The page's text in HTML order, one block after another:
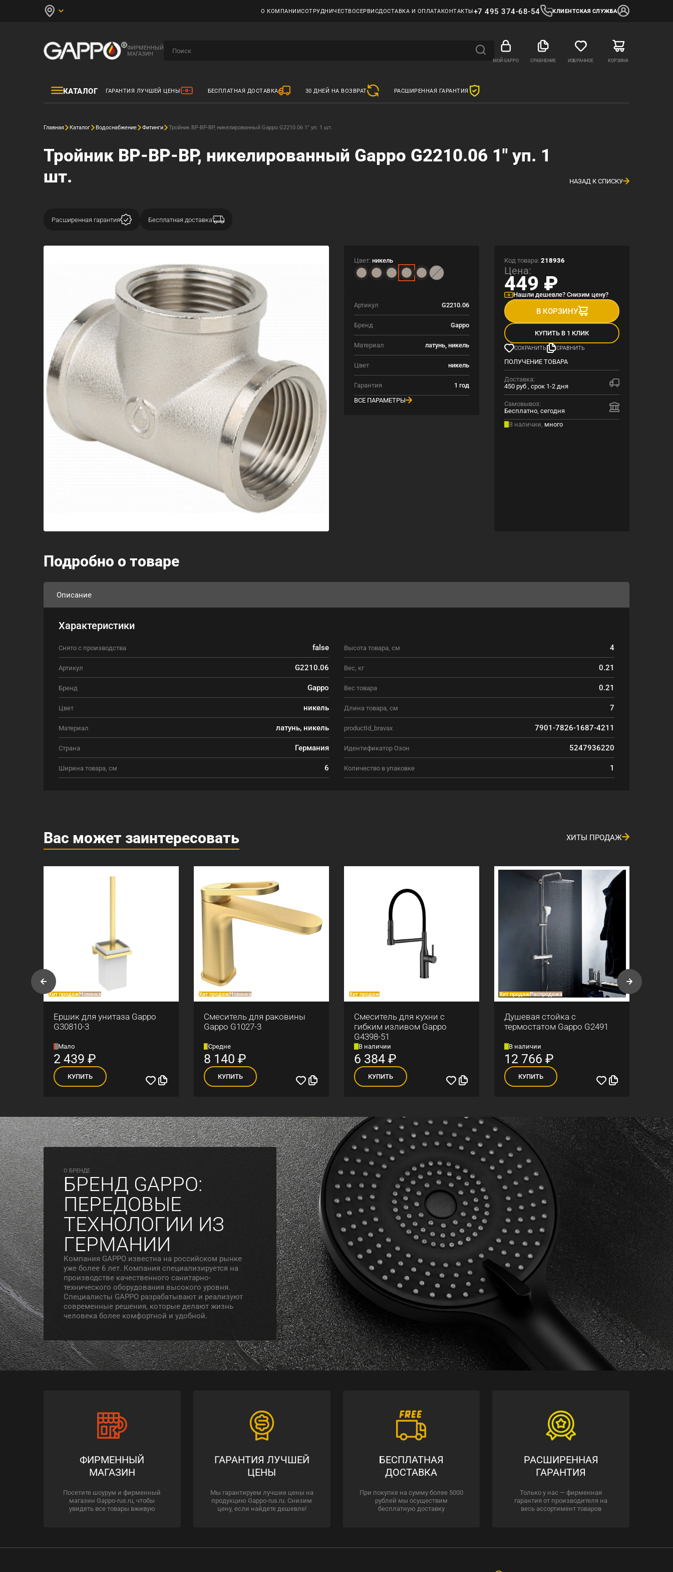
О КОМПАНИИСОТРУДНИЧЕСТВОСЕРВИСДОСТАВКА И ОПЛАТАКОНТАКТЫ+7 495 374-68-54 КЛИЕНТСКАЯ СЛУЖБА
ФИРМЕННЫЙ
МАГАЗИН
МОЙ GAPPO СРАВНЕНИЕ ИЗБРАННОЕ КОРЗИНА
КАТАЛОГ ГАРАНТИЯ ЛУЧШЕЙ ЦЕНЫ БЕСПЛАТНАЯ ДОСТАВКА 30 ДНЕЙ НА ВОЗВРАТ РАСШИРЕННАЯ ГАРАНТИЯ
Главная Каталог Водоснабжение Фитинги Тройник ВР-ВР-ВР, никелированный Gappo G2210.06 1" уп. 1 шт.
Тройник ВР-ВР-ВР, никелированный Gappo G2210.06 1" уп. 1
шт.
НАЗАД К СПИСКУ
Расширенная гарантия Бесплатная доставка
Цвет: никель
Артикул G2210.06
Бренд Gappo
Материал латунь, никель
Цвет никель
Гарантия
1 год
ВСЕ ПАРАМЕТРЫ
Код товара: 218936
Цена:
449 ₽
Нашли дешевле? Снизим цену?
В КОРЗИНУ
КУПИТЬ В 1 КЛИК
СОХРАНИТЬ СРАВНИТЬ
ПОЛУЧЕНИЕ ТОВАРА
Доставка:
450 руб , срок 1-2 дня
Самовывоз:
Бесплатно, сегодня
В наличии, много
Подробно о товаре
Описание
Характеристики
Снято с производства false
Артикул G2210.06
Бренд Gappo
Цвет никель
Материал латунь, никель
Страна Германия
Ширина товара, см 6
Высота товара, см 4
Вес, кг 0.21
Вес товара 0.21
Длина товара, см 7
productId_bravax 7901-7826-1687-4211
Идентификатор Озон 5247936220
Количество в упаковке 1
Вас может заинтересовать ХИТЫ ПРОДАЖ
Хит продажНовинка
Ершик для унитаза Gappo
G30810-3
Мало
2 439 ₽
КУПИТЬ
Хит продажНовинка
Смеситель для раковины
Gappo G1027-3
Средне
8 140 ₽
КУПИТЬ
Хит продаж
Смеситель для кухни с
гибким изливом Gappo
G4398-51
В наличии
6 384₽
КУПИТЬ
Хит продажРаспродажа
Душевая стойка с
термостатом Gappo G2491
В наличии
12 766 ₽
КУПИТЬ
O БРЕНДЕ
БРЕНД GAPPO:
ПЕРЕДОВЫЕ
ТЕХНОЛОГИИ ИЗ
ГЕРМАНИИ
Компания GAPPO известна на российском рынке
уже более 6 лет. Компания специализируется на
производстве качественного санитарно-
технического оборудования высокого уровня.
Специалисты GAPPO разрабатывают и реализуют
современные решения, которые делают жизнь
человека более комфортной и удобной.
ФИРМЕННЫЙ
МАГАЗИН
Посетите шоурум и фирменный
магазин Gappo-rus.ru, чтобы
увидеть все товары вживую
ГАРАНТИЯ ЛУЧШЕЙ
ЦЕНЫ
Мы гарантируем лучшие цены на
продукцию Gappo-rus.ru. Снизим
цену, если найдете дешевле!
БЕСПЛАТНАЯ
ДОСТАВКА
При покупке на сумму более 5000
рублей мы осуществим
бесплатную доставку
РАСШИРЕННАЯ
ГАРАНТИЯ
Только у нас — фирменная
гарантия от производителя на
весь ассортимент товаров